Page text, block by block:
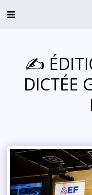
✍️
DICTÉE